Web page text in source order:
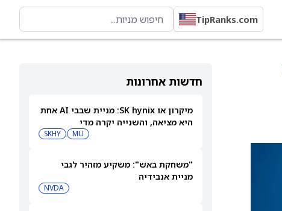
TipRanks.com
חדשות אחרונות
מיקרון או SK hynix: מניית שבבי AI אחת
היא מציאה, והשנייה יקרה מדי
MU
SKHY
"משחקת באש": משקיע מזהיר לגבי
מניית אנבידיה
NVDA